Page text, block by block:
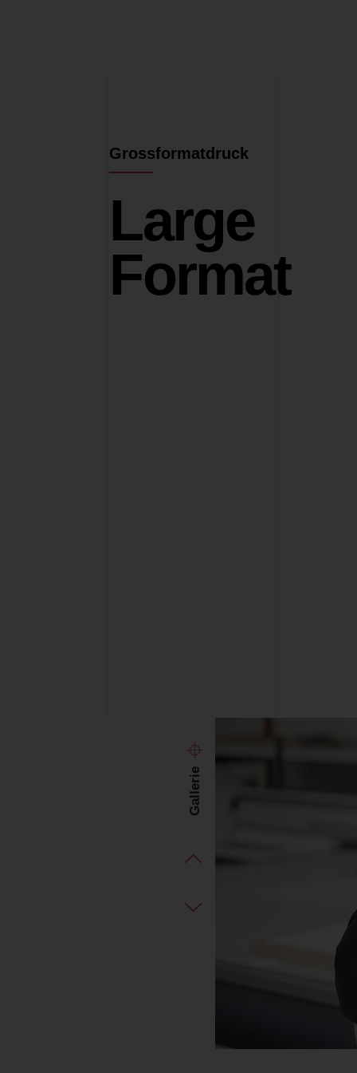
Grossformatdruck
Large
Format
Gallerie